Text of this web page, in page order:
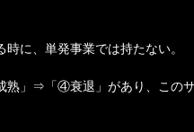
に、単発事業では持たない。
」⇒「④衰退」があり、この